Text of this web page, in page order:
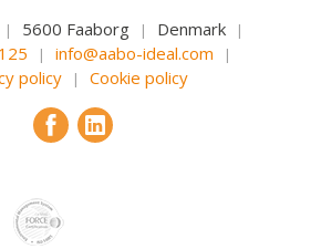
| 5600 Faaborg | Denmark |
| info@aabo-ideal.com |
policy | Cookie policy